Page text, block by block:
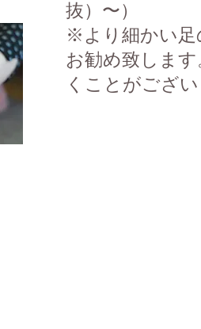
抜）〜）
​※より細かい足
お勧め致しま
くことがござい